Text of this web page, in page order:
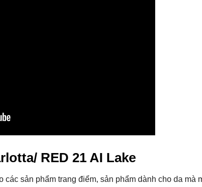
RED 21 AI Lake
sản phẩm trang điểm, sản phẩm dành cho da mà